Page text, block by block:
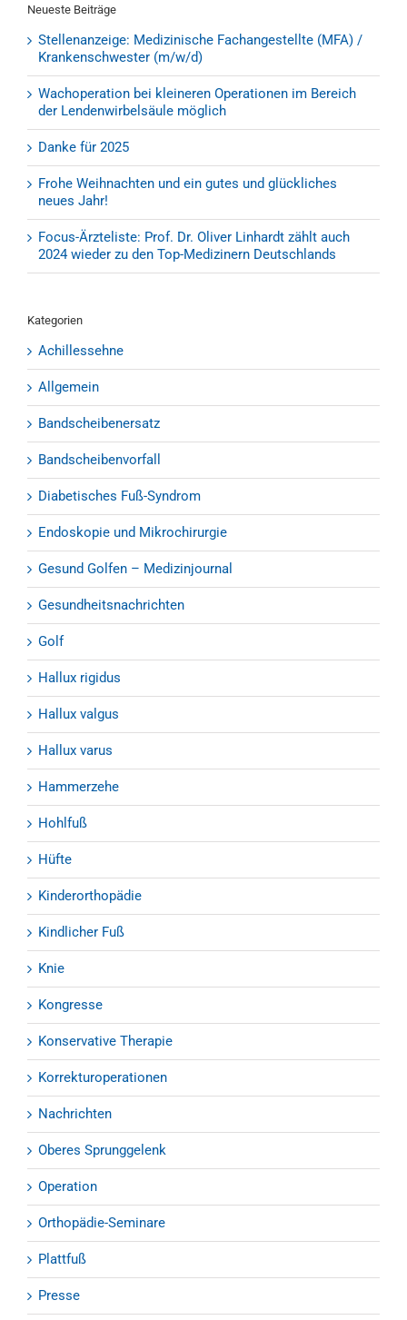
Neueste Beiträge
Stellenanzeige: Medizinische Fachangestellte (MFA) /
Krankenschwester (m/w/d)
Wachoperation bei kleineren Operationen im Bereich
der Lendenwirbelsäule möglich
Danke für 2025
Frohe Weihnachten und ein gutes und glückliches
neues Jahr!
Focus-Ärzteliste: Prof. Dr. Oliver Linhardt zählt auch
2024 wieder zu den Top-Medizinern Deutschlands
Kategorien
Achillessehne
Allgemein
Bandscheibenersatz
Bandscheibenvorfall
Diabetisches Fuß-Syndrom
Endoskopie und Mikrochirurgie
Gesund Golfen – Medizinjournal
Gesundheitsnachrichten
Golf
Hallux rigidus
Hallux valgus
Hallux varus
Hammerzehe
Hohlfuß
Hüfte
Kinderorthopädie
Kindlicher Fuß
Knie
Kongresse
Konservative Therapie
Korrekturoperationen
Nachrichten
Oberes Sprunggelenk
Operation
Orthopädie-Seminare
Plattfuß
Presse